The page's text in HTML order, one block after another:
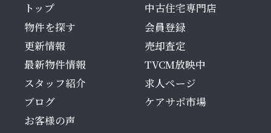
トップ
物件を探す
更新情報
最新物件情報
スタッフ紹介
ブログ
お客様の声
中古住宅専門店
会員登録
売却査定
TVCM放映中
求人ページ
ケアサポ市場